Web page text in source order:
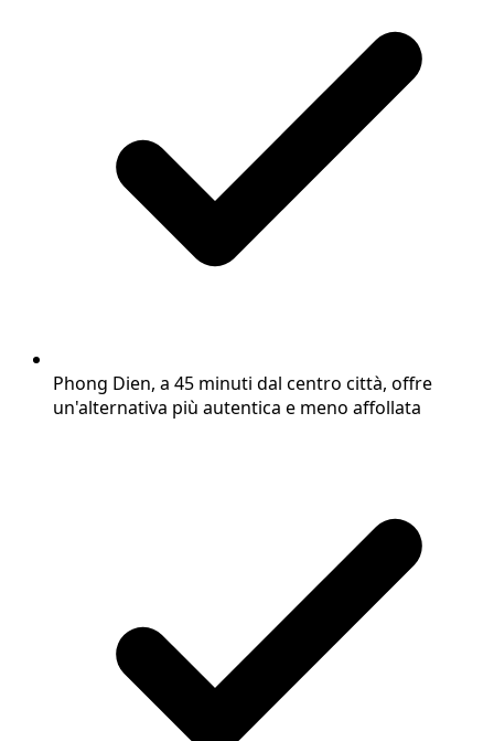
Phong Dien, a 45 minuti dal centro città, offre
un'alternativa più autentica e meno affollata